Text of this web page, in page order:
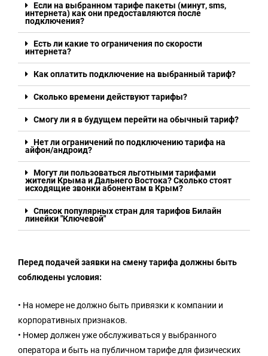
Если на выбранном тарифе пакеты (минут, sms,
интернета) как они предоставляются после
подключения?
Есть ли какие то ограничения по скорости
интернета?
Как оплатить подключение на выбранный тариф?
Сколько времени действуют тарифы?
Смогу ли я в будущем перейти на обычный тариф?
Нет ли ограничений по подключению тарифа на
айфон/андроид?
Могут ли пользоваться льготными тарифами
жители Крыма и Дальнего Востока? Сколько стоят
исходящие звонки абонентам в Крым?
Список популярных стран для тарифов Билайн
линейки "Ключевой"
Перед подачей заявки на смену тарифа должны быть
соблюдены условия:
• На номере не должно быть привязки к компании и
корпоративных признаков.
• Номер должен уже обслуживаться у выбранного
оператора и быть на публичном тарифе для физических